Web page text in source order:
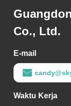
Co., Ltd.
E-mail
Waktu Kerja